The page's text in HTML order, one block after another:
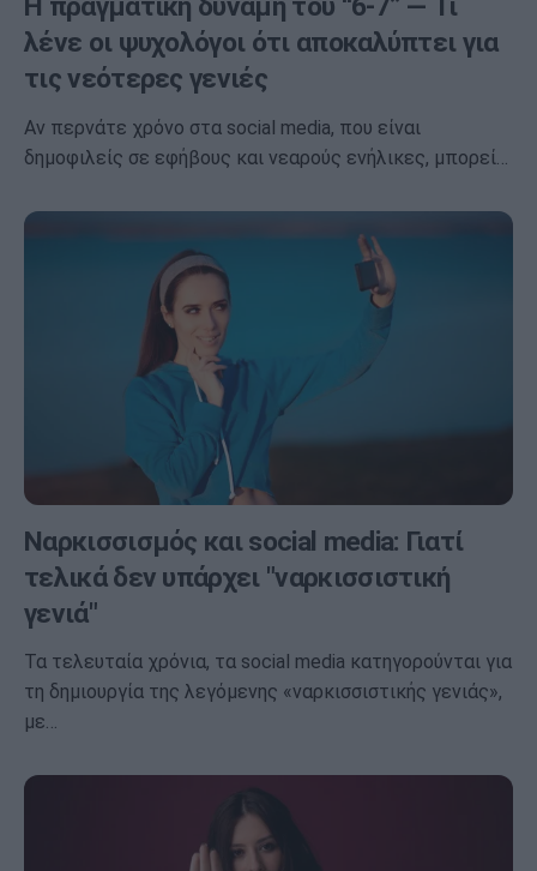
Η πραγματική δύναμη του “6-7” — Τι
λένε οι ψυχολόγοι ότι αποκαλύπτει για
τις νεότερες γενιές
Αν περνάτε χρόνο στα social media, που είναι
δημοφιλείς σε εφήβους και νεαρούς ενήλικες, μπορεί…
Ναρκισσισμός και social media: Γιατί
τελικά δεν υπάρχει "ναρκισσιστική
γενιά"
Τα τελευταία χρόνια, τα social media κατηγορούνται για
τη δημιουργία της λεγόμενης «ναρκισσιστικής γενιάς»,
με…